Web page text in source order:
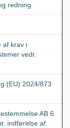
redning
af krav i
vedr.
(EU) 2024/873
AB 6
indførelse af